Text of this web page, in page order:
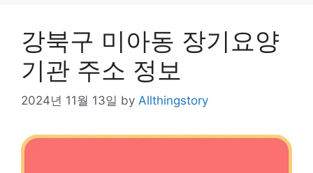
강북구 미아동 장기요양
기관 주소 정보
2024년 11월 13일 by Allthingstory